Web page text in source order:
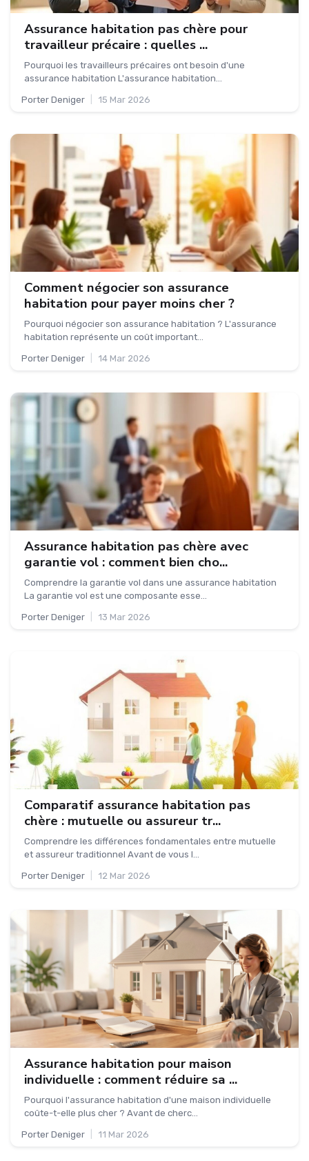
Assurance habitation pas chère pour
travailleur précaire : quelles ...
Pourquoi les travailleurs précaires ont besoin d'une
assurance habitation L'assurance habitation...
Porter Deniger 15 Mar 2026
Comment négocier son assurance
habitation pour payer moins cher ?
Pourquoi négocier son assurance habitation ? L'assurance
habitation représente un coût important...
Porter Deniger 14 Mar 2026
Assurance habitation pas chère avec
garantie vol : comment bien cho...
Comprendre la garantie vol dans une assurance habitation
La garantie vol est une composante esse...
Porter Deniger 13 Mar 2026
Comparatif assurance habitation pas
chère : mutuelle ou assureur tr...
Comprendre les différences fondamentales entre mutuelle
et assureur traditionnel Avant de vous l...
Porter Deniger 12 Mar 2026
Assurance habitation pour maison
individuelle : comment réduire sa ...
Pourquoi l'assurance habitation d'une maison individuelle
coûte-t-elle plus cher ? Avant de cherc...
Porter Deniger 11 Mar 2026